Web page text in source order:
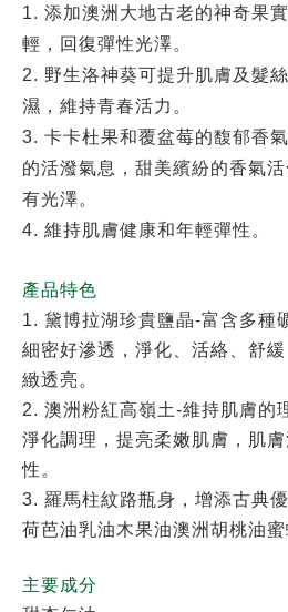
1. 添加澳洲大地古老的神奇果
輕，回復彈性光澤。
2. 野生洛神葵可提升肌膚及髮
濕，維持青春活力。
3. 卡卡杜果和覆盆莓的馥郁香
的活潑氣息，甜美繽紛的香氣
有光澤。
4. 維持肌膚健康和年輕彈性。
產品特色
1. 黛博拉湖珍貴鹽晶-富含多種
細密好滲透，淨化、活絡、舒
緻透亮。
2. 澳洲粉紅高嶺土-維持肌膚的
淨化調理，提亮柔嫩肌膚，肌
性。
3. 羅馬柱紋路瓶身，增添古典
荷芭油乳油木果油澳洲胡桃油
主要成分